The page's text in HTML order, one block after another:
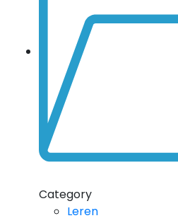
Category
Leren